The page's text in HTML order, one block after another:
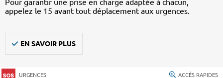
Pour garantir une prise en charge adaptée à chacun,
appelez le 15 avant tout déplacement aux urgences.
EN SAVOIR PLUS
URGENCES ACCÈS RAPIDES